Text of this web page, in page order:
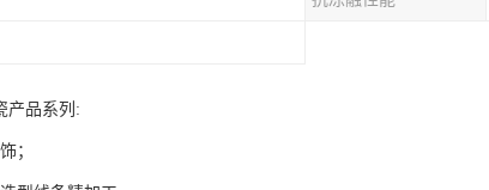
产品系列:
；